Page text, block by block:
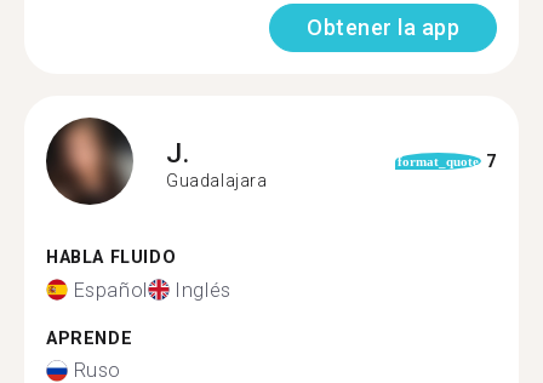
Obtener la app
J.
Guadalajara
format_quote 7
HABLA FLUIDO
Español Inglés
APRENDE
Ruso